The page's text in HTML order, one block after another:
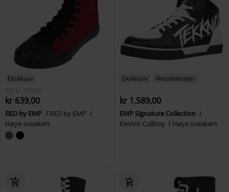
Eksklusiv
KPI
kr 799,00
kr 639,00
RED by EMP
RED by EMP
Høye sneakers
Eksklusiv Metalldetaljer
kr 1.589,00
EMP Signature Collection
Electric Callboy
Høye sneakers